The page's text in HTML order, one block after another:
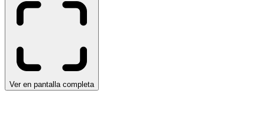
Ver en pantalla completa